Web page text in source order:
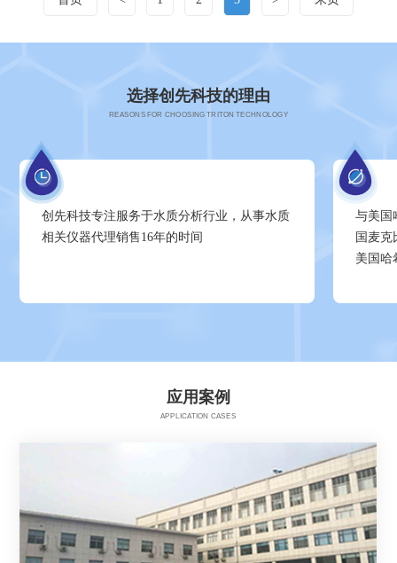
选择创先科技的理由
REASONS FOR CHOOSING TRITON TECHNOLOGY
创先科技专注服务于水质分析行业，从事水质
相关仪器代理销售16年的时间
与美国
国麦
美国哈
应用案例
APPLICATION CASES